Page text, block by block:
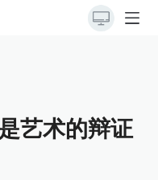
艺术的辩证